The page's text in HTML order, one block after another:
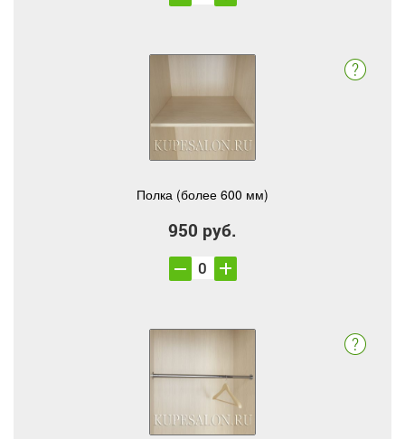
Полка (более 600 мм)
950 руб.